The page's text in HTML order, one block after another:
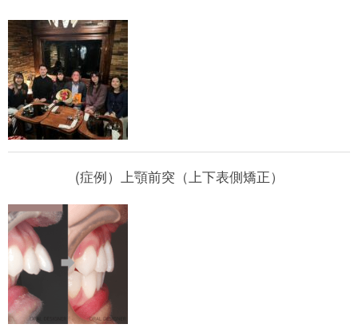
(症例）上顎前突（上下表側矯正）